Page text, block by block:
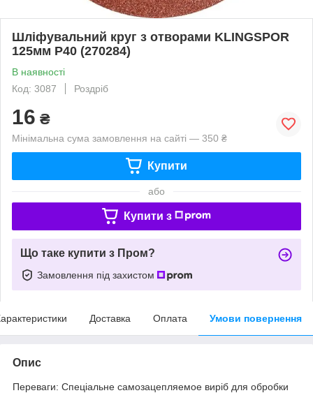
Шліфувальний круг з отворами KLINGSPOR
125мм Р40 (270284)
В наявності
Код: 3087
Роздріб
16 ₴
Мінімальна сума замовлення на сайті — 350 ₴
Купити
або
Купити з
Що таке купити з Пром?
Замовлення під захистом
Доставка Оплата Умови повернення
Опис
Переваги: Спеціальне самозацепляемое виріб для обробки